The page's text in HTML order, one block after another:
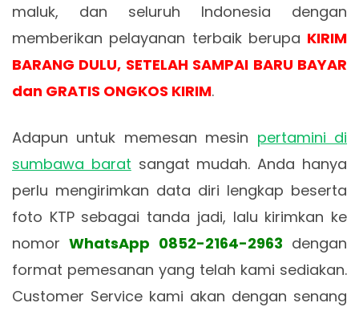
maluk, dan seluruh Indonesia dengan
memberikan pelayanan terbaik berupa KIRIM
BARANG DULU, SETELAH SAMPAI BARU BAYAR
dan GRATIS ONGKOS KIRIM.
Adapun untuk memesan mesin pertamini di
sumbawa barat sangat mudah. Anda hanya
perlu mengirimkan data diri lengkap beserta
foto KTP sebagai tanda jadi, lalu kirimkan ke
nomorWhatsApp 0852-2164-2963 dengan
format pemesanan yang telah kami sediakan.
Customer Service kami akan dengan senang